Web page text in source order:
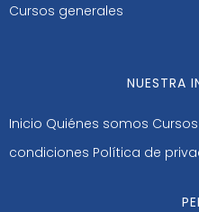
Cursos generales
NUESTRA
Inicio Quiénes somos Cursos
condiciones Política de